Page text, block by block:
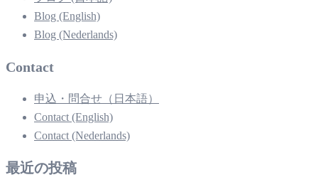
Blog (English)
Blog (Nederlands)
Contact
申込・問合せ（日本語）
Contact (English)
Contact (Nederlands)
最近の投稿